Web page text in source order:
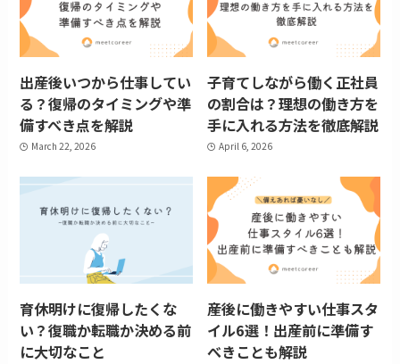
出産後いつから仕事してい
る？復帰のタイミングや準
備すべき点を解説
March 22, 2026
子育てしながら働く正社員
の割合は？理想の働き方を
手に入れる方法を徹底解説
April 6, 2026
育休明けに復帰したくな
い？復職か転職か決める前
に大切なこと
産後に働きやすい仕事スタ
イル6選！出産前に準備す
べきことも解説